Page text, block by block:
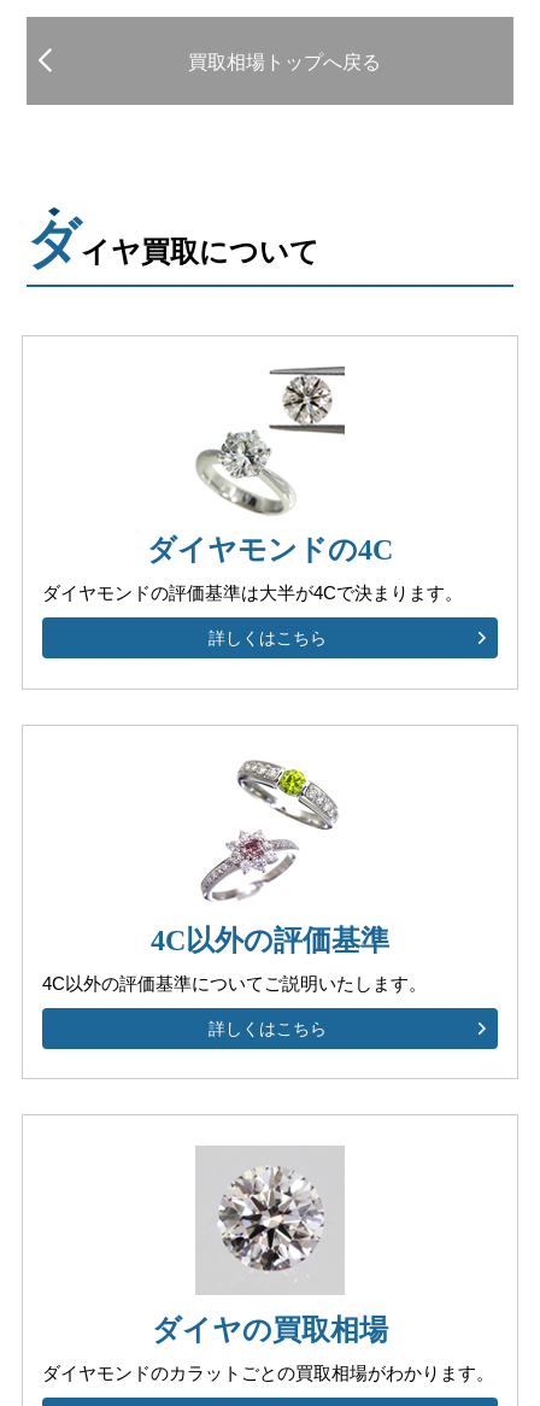
買取相場トップへ戻る
ダイヤ買取について
ダイヤモンドの4C
ダイヤモンドの評価基準は大半が4Cで決まります。
詳しくはこちら
4C以外の評価基準
4C以外の評価基準について ご説明いたします。
詳しくはこちら
ダイヤの買取相場
ダイヤモンドのカラットごとの買取相場がわかります。